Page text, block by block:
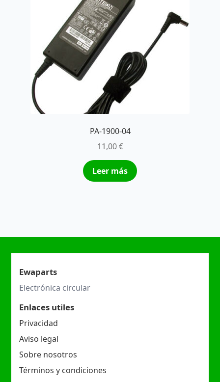
PA-1900-04
11,00€
Leer más
Ewaparts
Electrónica circular
Enlaces utiles
Privacidad
Aviso legal
Sobre nosotros
Términos y condiciones